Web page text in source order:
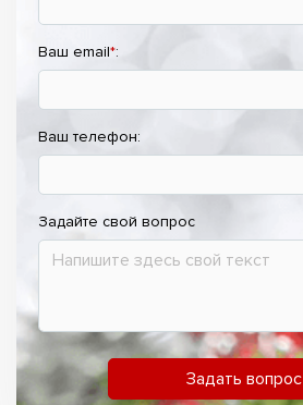
Ваш email*:
Ваш телефон:
Задайте свой вопрос
Задать вопрос